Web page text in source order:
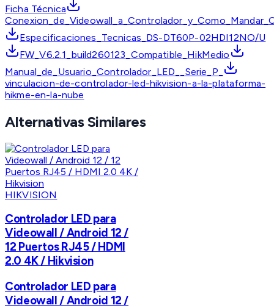
Ficha Técnica
Especificaciones_Tecnicas_DS-DT60P-02HDI12NO/U
FW_V6.2.1_build260123_Compatible_HikMedio
Manual_de_Usuario_Controlador_LED__Serie_P_
vinculacion-de-controlador-led-hikvision-a-la-plataforma-
hikme-en-la-nube
Alternativas Similares
HIKVISION
Controlador LED para
Videowall / Android 12 /
12 Puertos RJ45 / HDMI
2.0 4K / Hikvision
Controlador LED para
Videowall / Android 12 /